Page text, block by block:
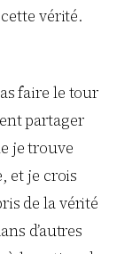
vérité.
faire le tour
partager
je trouve
et je crois
de la vérité
d’autres